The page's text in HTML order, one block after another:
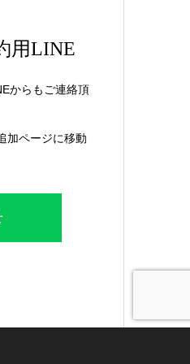
用LINE
からもご連絡頂
加ページに移動